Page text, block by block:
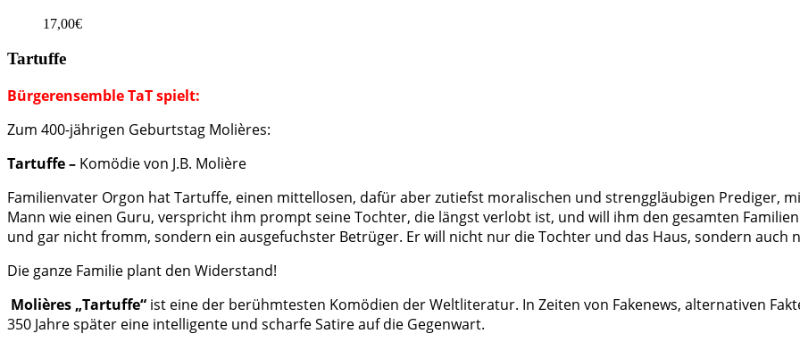
17,00€
Tartuffe
Bürgerensemble TaT spielt:
Zum 400-jährigen Geburtstag Molières:
Tartuffe – Komödie von J.B. Molière
Familienvater Orgon hat Tartuffe, einen mittellosen, dafür aber zutiefst moralischen und strenggläubigen Prediger,
Mann wie einen Guru, verspricht ihm prompt seine Tochter, die längst verlobt ist, und will ihm den gesamten
und gar nicht fromm, sondern ein ausgefuchster Betrüger. Er will nicht nur die Tochter und das Haus, sondern auch
Die ganze Familie plant den Widerstand!
Molières „Tartuffe“ ist eine der berühmtesten Komödien der Weltliteratur. In Zeiten von Fakenews, alternativen
350 Jahre später eine intelligente und scharfe Satire auf die Gegenwart.